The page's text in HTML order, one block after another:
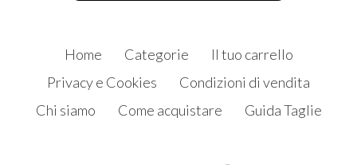
Home Categorie
Il tuo carrello
Privacy e Cookies
Condizioni di vendita
Chi siamo
Come acquistare Guida Taglie